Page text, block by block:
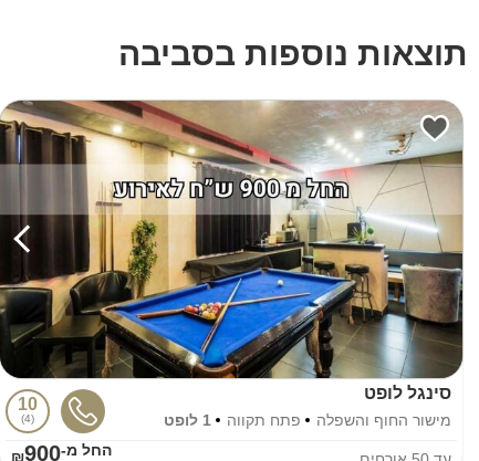
תוצאות נוספות בסביבה
סינגל לופט
מישור החוף והשפלה פתח תקווה 1 לופט
10
4
החל מ-₪900